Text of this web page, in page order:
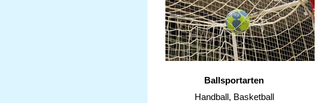
Ballsportarten
Handball, Basketball